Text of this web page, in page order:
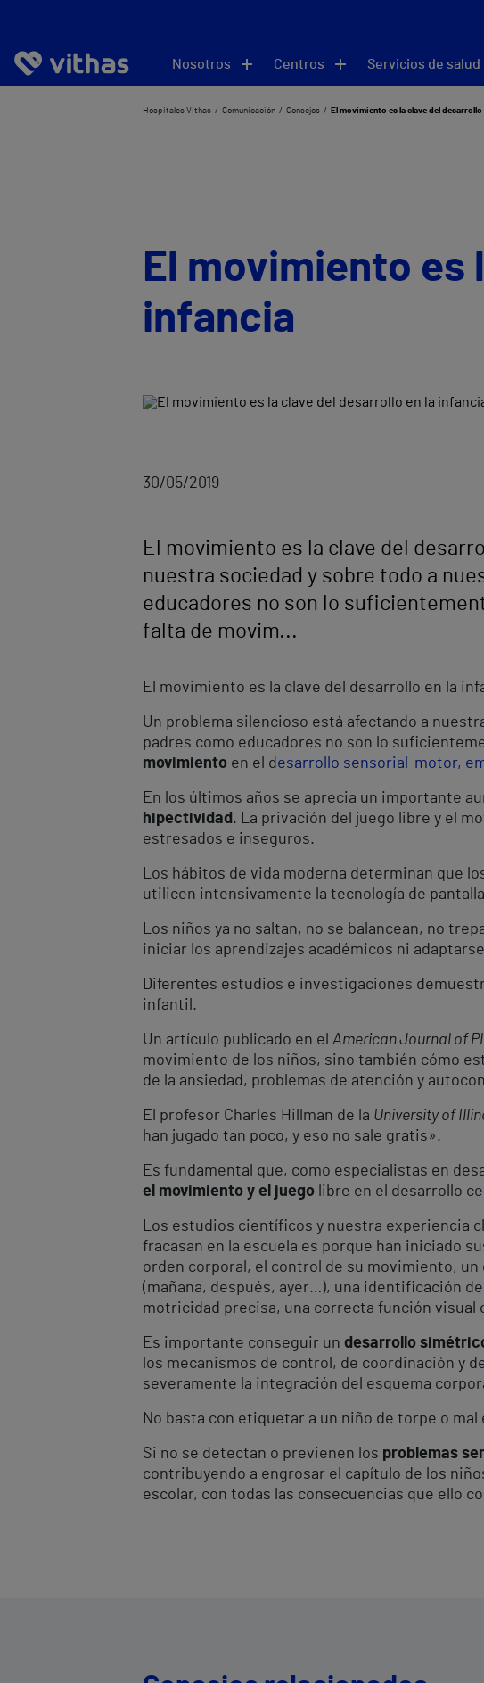
Nosotros Centros Servicios de salud
Hospitales Vithas Comunicación Consejos El movimiento es la clave del desarrollo
El movimiento es
infancia
30/05/2019
El movimiento es la clave del
nuestra sociedad y sobre todo a
educadores no son lo
falta de movim...
El movimiento es la clave del desarrollo en la
Un problema silencioso está afectando a
padres como educadores no son lo
movimiento en el d esarrollo sensorial-motor,
En los últimos años se aprecia un importante
hipectividad . La privación del juego libre y el
estresados e inseguros.
Los hábitos de vida moderna determinan que
utilicen intensivamente la tecnología de
Los niños ya no saltan, no se balancean, no
iniciar los aprendizajes académicos ni
Diferentes estudios e investigaciones
infantil.
Un artículo publicado en el American Journal of
movimiento de los niños, sino también cómo
de la ansiedad, problemas de atención y
El profesor Charles Hillman de la University of
han jugado tan poco, y eso no sale gratis».
Es fundamental que, como especialistas en
el movimiento y el juego libre en el desarrollo
Los estudios científicos y nuestra experiencia
fracasan en la escuela es porque han iniciado
orden corporal, el control de su movimiento,
(mañana, después, ayer…), una identificación
motricidad precisa, una correcta función visual
Es importante conseguir un desarrollo
los mecanismos de control, de coordinación y
severamente la integración del esquema
No basta con etiquetar a un niño de torpe o
Si no se detectan o previenen los problemas
contribuyendo a engrosar el capítulo de los
escolar, con todas las consecuencias que ello